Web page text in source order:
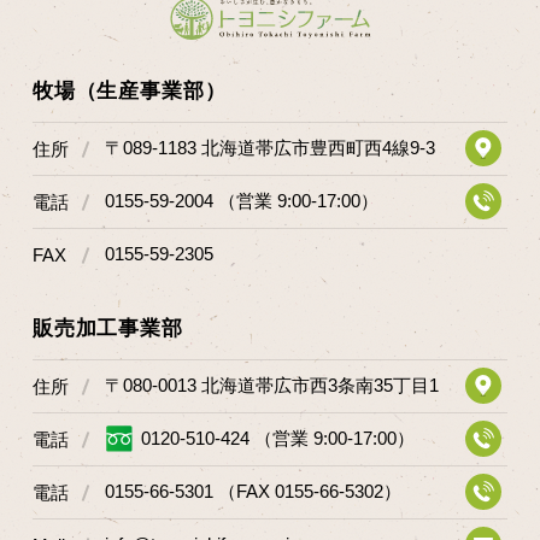
牧場（生産事業部）
住所 〒089-1183 北海道帯広市豊西町西4線9-3
電話 0155-59-2004 （営業 9:00-17:00）
FAX 0155-59-2305
販売加工事業部
住所 〒080-0013 北海道帯広市西3条南35丁目1
電話 0120-510-424 （営業 9:00-17:00）
電話 0155-66-5301 （FAX 0155-66-5302）